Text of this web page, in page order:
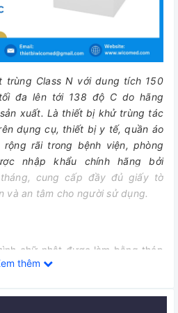
trùng Class N với dung tích 150
đa lên tới 138 độ C do hãng
xuất. Là thiết bị khử trùng tác
dụng cụ, thiết bị y tế, quần áo
rãi trong bệnh viện, phòng
nhập khẩu chính hãng bởi
tháng, cung cấp đầy đủ giấy tờ
và an tâm cho người sử dụng.
chữ nhật được làm bằng thép
kèm theo cấu trúc áo nhiệt,
dạng đĩa kèm theo đó là cấu
thêm